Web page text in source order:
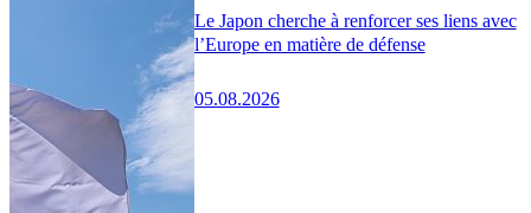
Le Japon cherche à renforcer ses liens avec
l’Europe en matière de défense
05.08.2026